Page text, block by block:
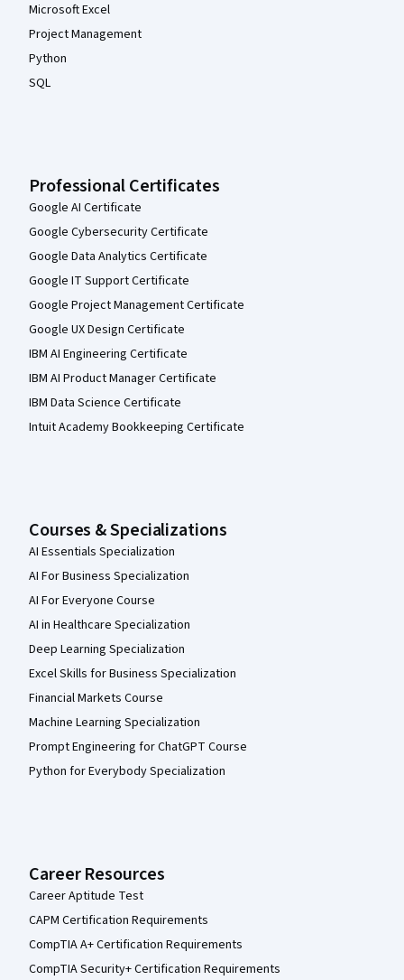
Microsoft Excel
Project Management
Python
SQL
Professional Certificates
Google AI Certificate
Google Cybersecurity Certificate
Google Data Analytics Certificate
Google IT Support Certificate
Google Project Management Certificate
Google UX Design Certificate
IBM AI Engineering Certificate
IBM AI Product Manager Certificate
IBM Data Science Certificate
Intuit Academy Bookkeeping Certificate
Courses & Specializations
AI Essentials Specialization
AI For Business Specialization
AI For Everyone Course
AI in Healthcare Specialization
Deep Learning Specialization
Excel Skills for Business Specialization
Financial Markets Course
Machine Learning Specialization
Prompt Engineering for ChatGPT Course
Python for Everybody Specialization
Career Resources
Career Aptitude Test
CAPM Certification Requirements
CompTIA A+ Certification Requirements
CompTIA Security+ Certification Requirements